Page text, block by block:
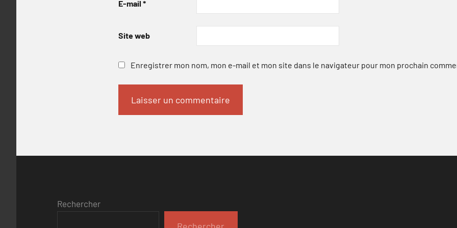
E-mail *
Site web
Enregistrer mon nom, mon e-mail et mon site dans le navigateur pour mon prochain
Rechercher